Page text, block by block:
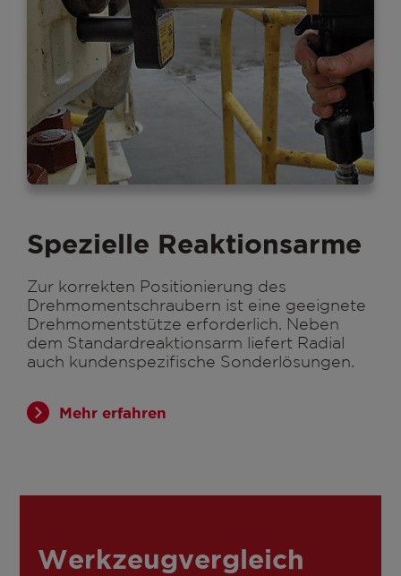
Spezielle Reaktionsarme
Zur korrekten Positionierung des
Drehmomentschraubern ist eine geeignete
Drehmomentstütze erforderlich. Neben
dem Standardreaktionsarm liefert Radial
auch kundenspezifische Sonderlösungen.
Mehr erfahren
Werkzeugvergleich